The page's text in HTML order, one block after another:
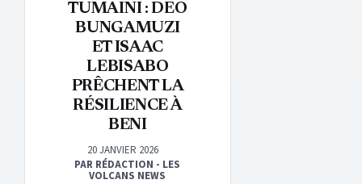
TUMAINI : DEO
BUNGAMUZI
ET ISAAC
LEBISABO
PRÊCHENT LA
RÉSILIENCE À
BENI
20 JANVIER 2026
PAR RÉDACTION - LES
VOLCANS NEWS